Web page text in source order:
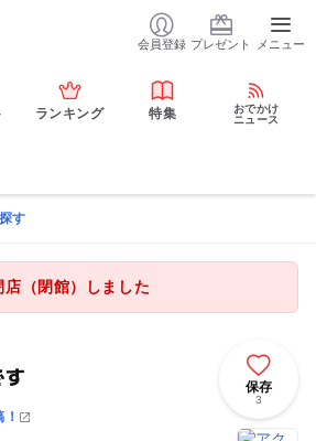
会員登録 プレゼント メニュー
ランキング 特集
おでかけ
ニュース
す
店（閉館）しました
保存
3